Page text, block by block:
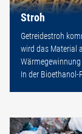
Stroh
Getreidestroh
wird das Material
Wärmegewinnung
In der